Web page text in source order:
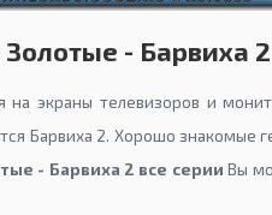
Золотые - Барвиха 2
на экраны телевизоров и
Барвиха 2. Хорошо знакомые
- Барвиха 2 все серии Вы